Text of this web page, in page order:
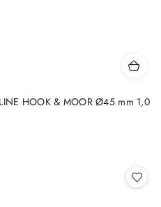
HOOK & MOOR Ø45 mm 1,0